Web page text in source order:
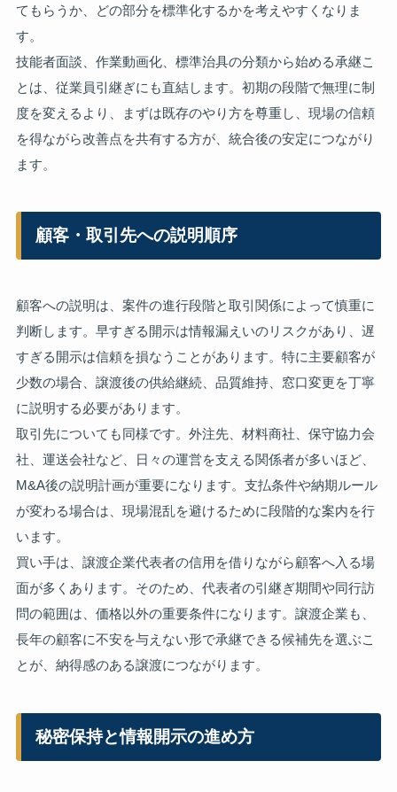
てもらうか、どの部分を標準化するかを考えやすくなりま
す。
技能者面談、作業動画化、標準治具の分類から始める承継こ
とは、従業員引継ぎにも直結します。初期の段階で無理に制
度を変えるより、まずは既存のやり方を尊重し、現場の信頼
を得ながら改善点を共有する方が、統合後の安定につながり
ます。
顧客・取引先への説明順序
顧客への説明は、案件の進行段階と取引関係によって慎重に
判断します。早すぎる開示は情報漏えいのリスクがあり、遅
すぎる開示は信頼を損なうことがあります。特に主要顧客が
少数の場合、譲渡後の供給継続、品質維持、窓口変更を丁寧
に説明する必要があります。
取引先についても同様です。外注先、材料商社、保守協力会
社、運送会社など、日々の運営を支える関係者が多いほど、
M&A後の説明計画が重要になります。支払条件や納期ルール
が変わる場合は、現場混乱を避けるために段階的な案内を行
います。
買い手は、譲渡企業代表者の信用を借りながら顧客へ入る場
面が多くあります。そのため、代表者の引継ぎ期間や同行訪
問の範囲は、価格以外の重要条件になります。譲渡企業も、
長年の顧客に不安を与えない形で承継できる候補先を選ぶこ
とが、納得感のある譲渡につながります。
秘密保持と情報開示の進め方